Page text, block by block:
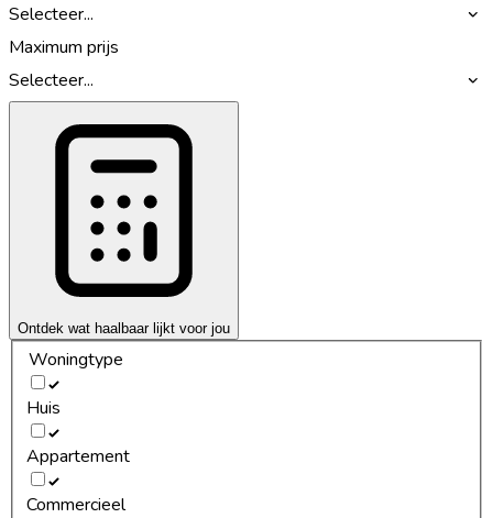
Selecteer...
Maximum prijs
Selecteer...
Ontdek wat haalbaar lijkt voor jou
Woningtype
Huis
Appartement
Commercieel